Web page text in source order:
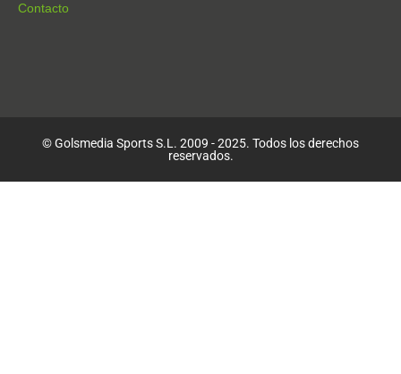
Contacto
© Golsmedia Sports S.L. 2009 - 2025. Todos los derechos
reservados.